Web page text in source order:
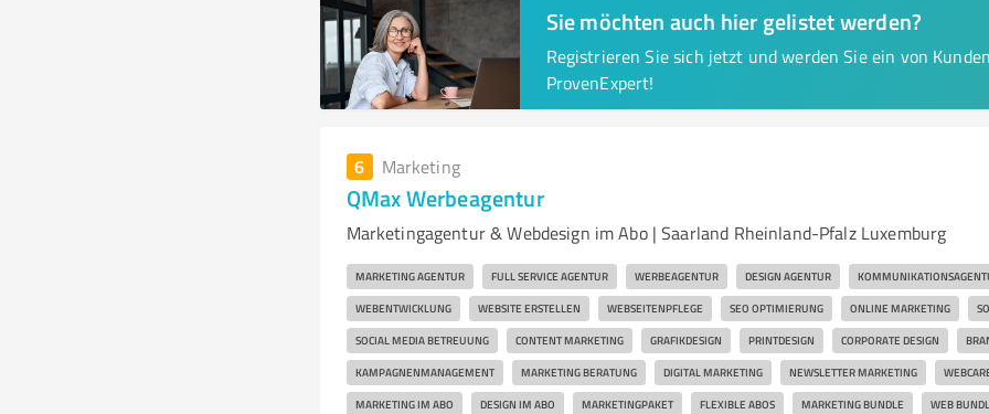
Sie möchten auch hier gelistet werden?
Registrieren Sie sich jetzt und werden Sie ein von
ProvenExpert!
6 Marketing
QMax Werbeagentur
Marketingagentur & Webdesign im Abo | Saarland Rheinland-Pfalz Luxemburg
MARKETING AGENTUR FULL SERVICE AGENTUR WERBEAGENTUR DESIGN AGENTUR
WEBENTWICKLUNG WEBSITE ERSTELLEN WEBSEITENPFLEGE SEO OPTIMIERUNG ONLINE MARKETING
SOCIAL MEDIA BETREUUNG CONTENT MARKETING GRAFIKDESIGN PRINTDESIGN CORPORATE DESIGN
KAMPAGNENMANAGEMENT MARKETING BERATUNG DIGITAL MARKETING NEWSLETTER MARKETING
MARKETING IM ABO DESIGN IM ABO MARKETINGPAKET FLEXIBLE ABOS MARKETING BUNDLE WEB